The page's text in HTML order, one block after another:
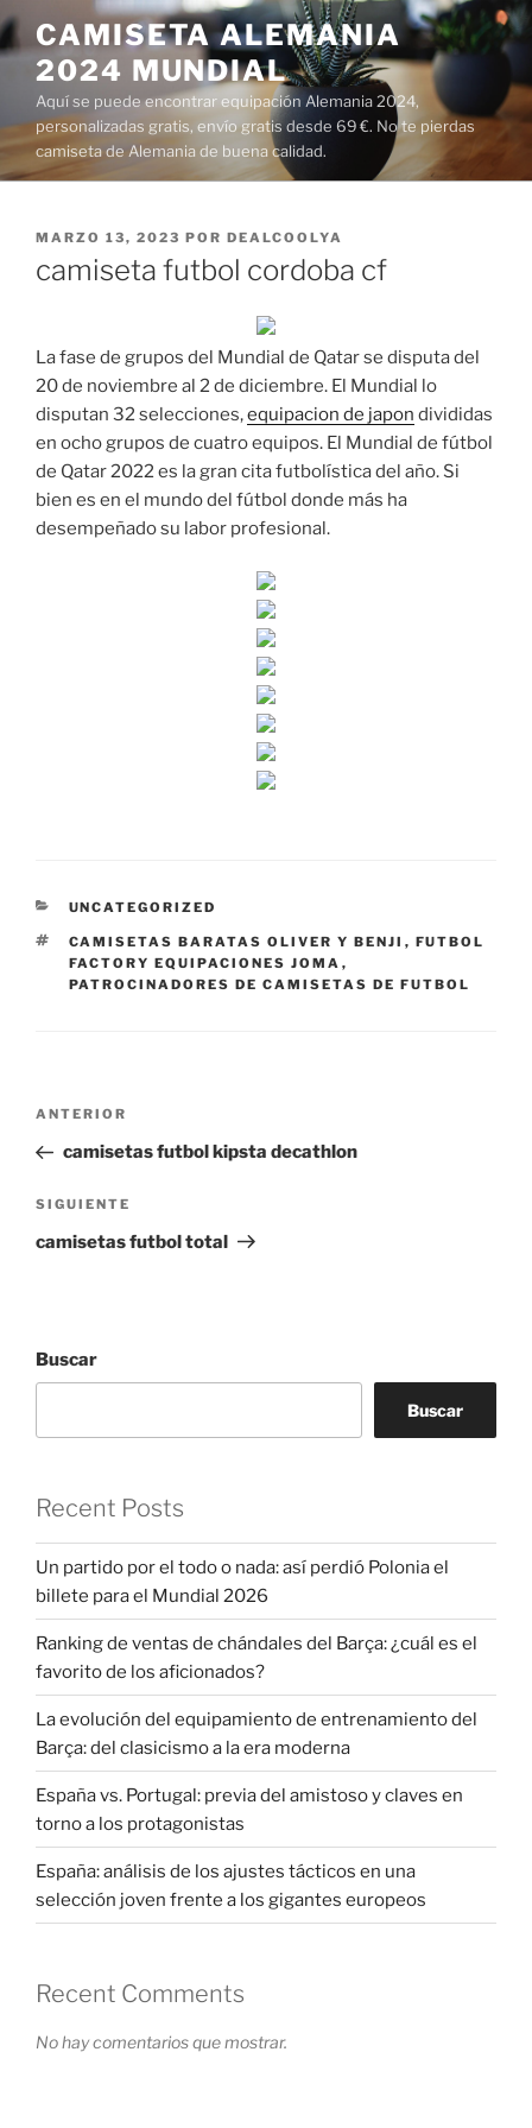
Saltar
al
contenido
CAMISETA ALEMANIA
2024 MUNDIAL
Aquí se puede encontrar equipación Alemania 2024,
personalizadas gratis, envío gratis desde 69 €. No te pierdas
camiseta de Alemania de buena calidad.
PUBLICADO
MARZO 13, 2023 POR DEALCOOLYA
camiseta futbol cordoba cf
La fase de grupos del Mundial de Qatar se disputa del
20 de noviembre al 2 de diciembre. El Mundial lo
disputan 32 selecciones,equipacion de japon divididas
en ocho grupos de cuatro equipos. El Mundial de fútbol
de Qatar 2022 es la gran cita futbolística del año. Si
bien es en el mundo del fútbol donde más ha
desempeñado su labor profesional.
CATEGORÍAS
UNCATEGORIZED
ETIQUETAS
CAMISETAS BARATAS OLIVER Y BENJI , FUTBOL
FACTORY EQUIPACIONES JOMA ,
PATROCINADORES DE CAMISETAS DE FUTBOL
Navegación
entradas
Entrada
anterior:
ANTERIOR
camisetas futbol kipsta decathlon
Siguiente
entrada
SIGUIENTE
camisetas futbol total
Buscar
Buscar
Recent Posts
Un partido por el todo o nada: así perdió Polonia el
billete para el Mundial 2026
Ranking de ventas de chándales del Barça: ¿cuál es el
favorito de los aficionados?
La evolución del equipamiento de entrenamiento del
Barça: del clasicismo a la era moderna
España vs. Portugal: previa del amistoso y claves en
torno a los protagonistas
España: análisis de los ajustes tácticos en una
selección joven frente a los gigantes europeos
Recent Comments
No hay comentarios que mostrar.